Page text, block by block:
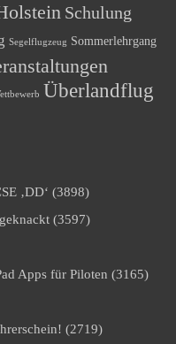
Schulung
Segelflugzeug Sommerlehrgang
Überlandflug
‚DD‘ (3898)
(3597)
Apps für Piloten (3165)
(2719)